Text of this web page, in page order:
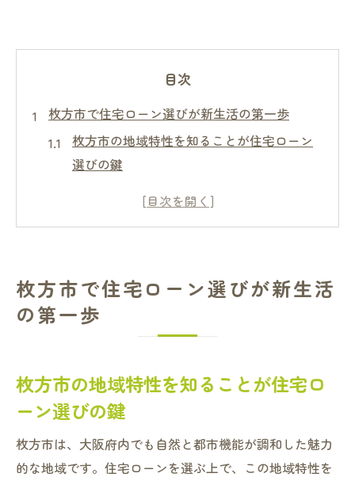
目次
枚方市で住宅ローン選びが新生活の第一歩
枚方市の地域特性を知ることが住宅ローン
選びの鍵
住宅ローン選びで新生活の基盤を固める方
新生活を枚方市で始めるための住宅ローン
の基本
枚方市での住宅ローン選びが新生活のスタ
住宅ローン選びで枚方市の新生活を成功に
導く
スムーズな暮らしを築くための住宅ローン選び
の秘訣
枚方市で住宅ローン選びが新生活
の第一歩
枚方市の地域特性を知ることが住宅ロ
ーン選びの鍵
枚方市は、大阪府内でも自然と都市機能が調和した魅力
的な地域です。住宅ローンを選ぶ上で、この地域特性を